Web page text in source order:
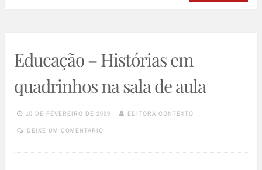
Educação – Histórias em
quadrinhos na sala de aula
10 DE FEVEREIRO DE 2009 EDITORA CONTEXTO
DEIXE UM COMENTÁRIO